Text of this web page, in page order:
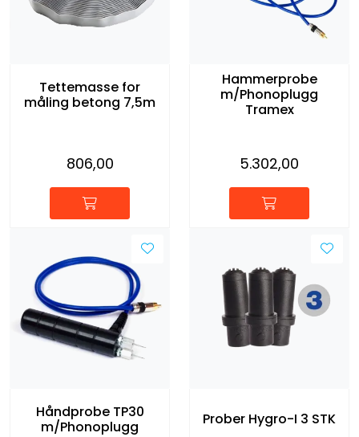
Tettemasse for
måling betong 7,5m
806,00
Hammerprobe
m/Phonoplugg
Tramex
5.302,00
Håndprobe TP30
m/Phonoplugg
Prober Hygro-I 3 STK